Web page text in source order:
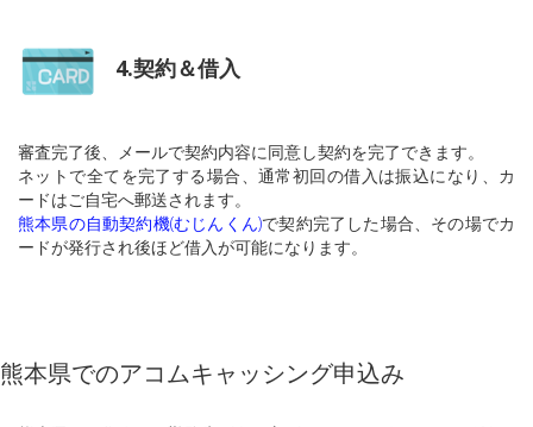
4.契約＆借入
審査完了後、メールで契約内容に同意し契約を完了できます。
ネットで全てを完了する場合、通常初回の借入は振込になり、カ
ードはご自宅へ郵送されます。
熊本県の自動契約機(むじんくん)で契約完了した場合、その場でカ
ードが発行され後ほど借入が可能になります。
熊本県でのアコムキャッシング申込み